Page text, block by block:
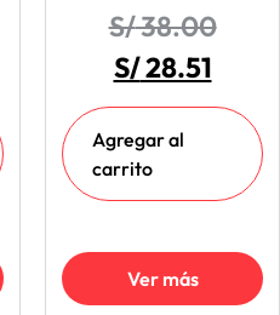
S/38.00
S/28.51
Agregar al
carrito
Ver más